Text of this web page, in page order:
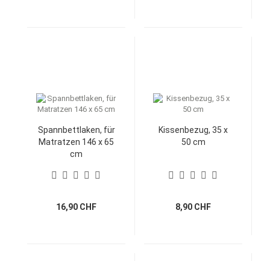
Spannbettlaken, für
Matratzen 146 x 65
cm
16,90 CHF
Kissenbezug, 35 x
50 cm
8,90 CHF